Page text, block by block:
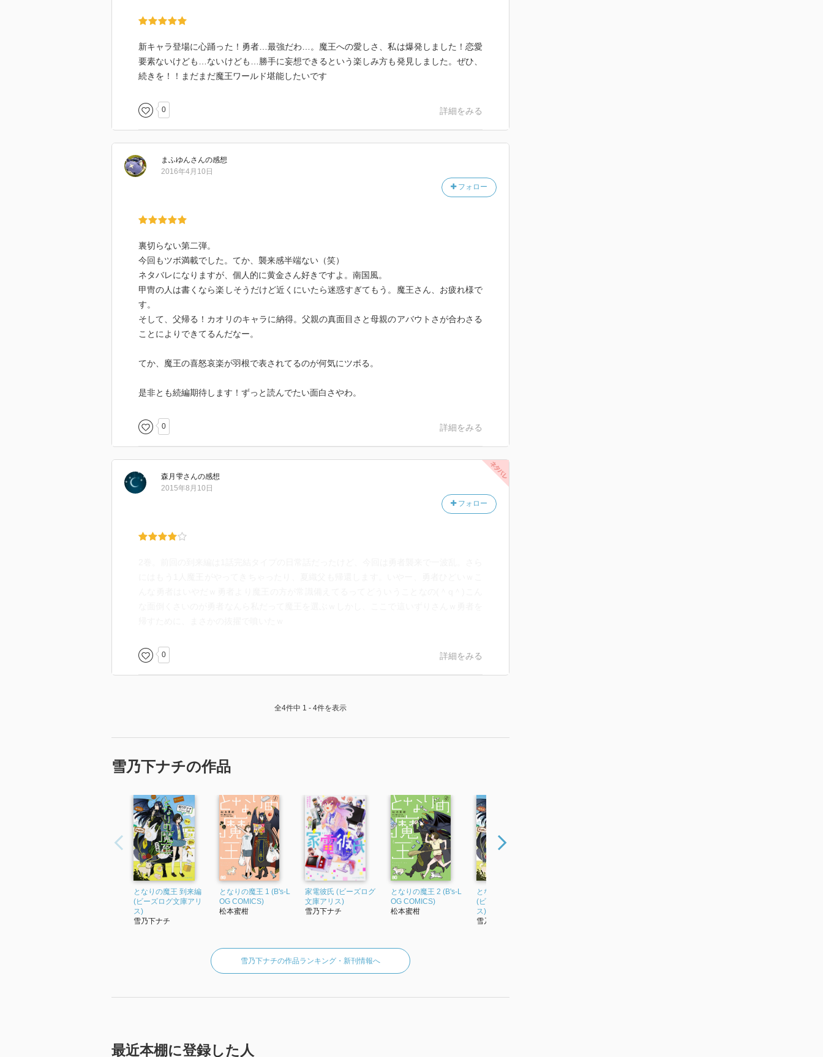
新キャラ登場に心踊った！勇者…最強だわ…。魔王への愛しさ、私は爆発しました！恋愛
要素ないけども…ないけども…勝手に妄想できるという楽しみ方も発見しました。ぜひ、
続きを！！まだまだ魔王ワールド堪能したいです
0 詳細をみる
まふゆんさんの感想
フォロー
2016年4月10日
裏切らない第二弾。
今回もツボ満載でした。てか、襲来感半端ない（笑）
ネタバレになりますが、個人的に黄金さん好きですよ。南国風。
甲冑の人は書くなら楽しそうだけど近くにいたら迷惑すぎてもう。魔王さん、お疲れ様で
す。
そして、父帰る！カオリのキャラに納得。父親の真面目さと母親のアバウトさが合わさる
ことによりできてるんだなー。
てか、魔王の喜怒哀楽が羽根で表されてるのが何気にツボる。
是非とも続編期待します！ずっと読んでたい面白さやわ。
0 詳細をみる
森月雫さんの感想
フォロー
2015年8月10日
0 詳細をみる
全4件中 1 - 4件を表示
雪乃下ナチの作品
となりの魔王 到来編
(ビーズログ文庫アリ
ス)
雪乃下ナチ
となりの魔王 1 (B's-L
OG COMICS)
松本蜜柑
家電彼氏 (ビーズログ
文庫アリス)
雪乃下ナチ
となりの魔王 2 (B's-L
OG COMICS)
松本蜜柑
となりの魔王 到来編
(ビーズログ文庫アリ
ス)
雪乃下ナチ
雪乃下ナチの作品ランキング・新刊情報へ
最近本棚に登録した人